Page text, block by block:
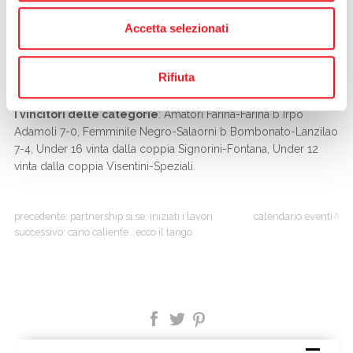
Accetta selezionati
Rifiuta
Cristina Bianchi,fautrice della manifestazione insieme al
Comitato “Cano eventi” ed aMatteo Negretti
soddisfatto anche il cda della Mincio, che per bocca dalla Vice
PresidenteChiara Faverie del consigliereMirko Todeschiha
ringraziato tutti i partecipanti per le belle giornate di sport.
I vincitori delle categorie: Amatori Farina-Farina b Irpo
Adamoli 7-0, Femminile Negro-Salaorni b Bombonato-Lanzilao
7-4, Under 16 vinta dalla coppia Signorini-Fontana, Under 12
vinta dalla coppia Visentini-Speziali.
precedente: partnership si.se: iniziati i lavori
successivo: cano caliente...ecco il tango
calendario eventi